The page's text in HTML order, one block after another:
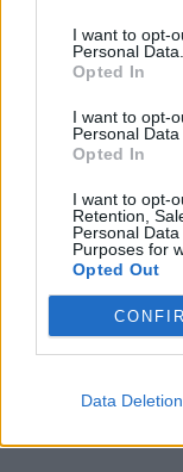
I want to opt-
Personal Data.
Opted In
I want to opt-
Personal Data
Opted In
I want to opt-
Retention,
Personal
Purposes for
Opted Out
Data Deletion